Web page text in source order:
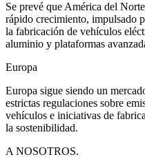
Se prevé que América del
rápido crecimiento, impulsado
la fabricación de vehículos
aluminio y plataformas
Europa
Europa sigue siendo un
estrictas regulaciones sobre
vehículos e iniciativas de
la sostenibilidad.
A NOSOTROS.